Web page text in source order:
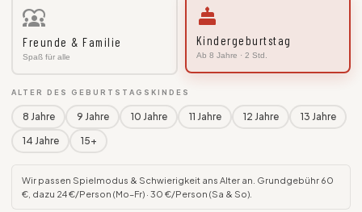
diversity_1
Freunde & Familie
Spaß für alle
cake
Kindergeburtstag
Ab 8 Jahre · 2 Std.
ALTER DES GEBURTSTAGSKINDES
8 Jahre 9 Jahre 10 Jahre 11 Jahre 12 Jahre
13 Jahre
14 Jahre
15+
Wir passen Spielmodus & Schwierigkeit ans Alter an. Grundgebühr 60
€, dazu 24 €/Person (Mo–Fr) · 30 €/Person (Sa & So).